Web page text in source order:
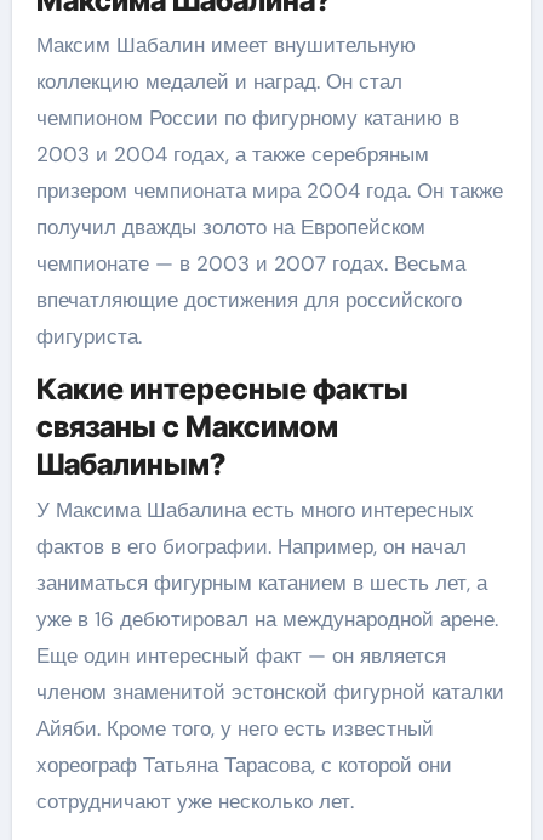
Максим Шабалин имеет внушительную
коллекцию медалей и наград. Он стал
чемпионом России по фигурному катанию в
2003 и 2004 годах, а также серебряным
призером чемпионата мира 2004 года. Он также
получил дважды золото на Европейском
чемпионате — в 2003 и 2007 годах. Весьма
впечатляющие достижения для российского
фигуриста.
Какие интересные факты
связаны с Максимом
Шабалиным?
У Максима Шабалина есть много интересных
фактов в его биографии. Например, он начал
заниматься фигурным катанием в шесть лет, а
уже в 16 дебютировал на международной арене.
Еще один интересный факт — он является
членом знаменитой эстонской фигурной каталки
Айяби. Кроме того, у него есть известный
хореограф Татьяна Тарасова, с которой они
сотрудничают уже несколько лет.